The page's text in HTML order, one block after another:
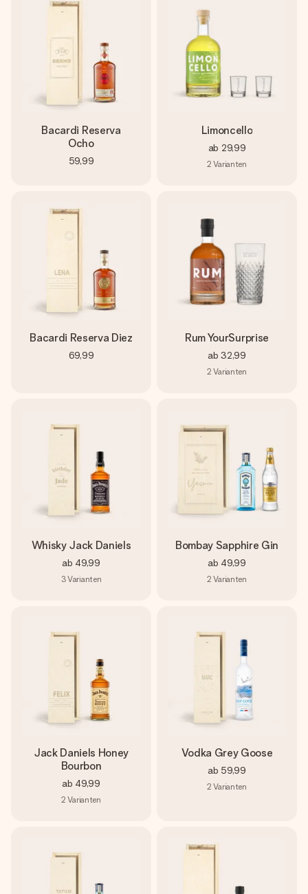
Bacardi Reserva
Ocho
59,99
Limoncello
ab 29,99
2 Varianten
Bacardi Reserva Diez
69,99
Rum YourSurprise
ab 32,99
2 Varianten
Whisky Jack Daniels
ab 49,99
3Varianten
Bombay Sapphire Gin
ab 49,99
2 Varianten
Jack Daniels Honey
Bourbon
ab 49,99
2 Varianten
Vodka Grey Goose
ab 59,99
2 Varianten